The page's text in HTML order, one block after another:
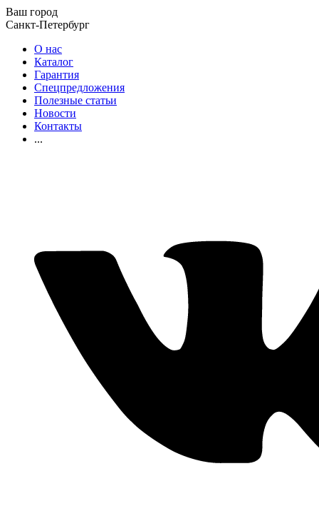
Ваш город
Санкт-Петербург
О нас
Каталог
Гарантия
Спецпредложения
Полезные статьи
Новости
Контакты
...